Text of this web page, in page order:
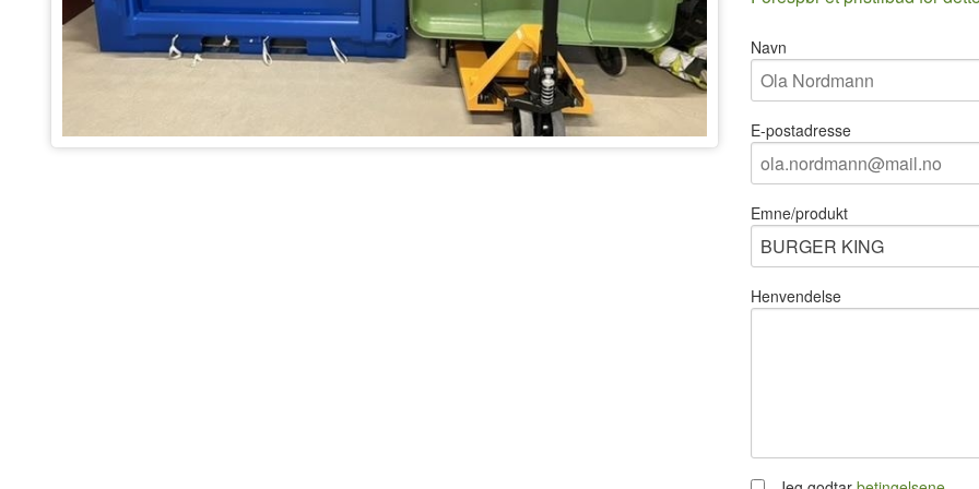
Navn
E-postadresse
Emne/produkt
Henvendelse